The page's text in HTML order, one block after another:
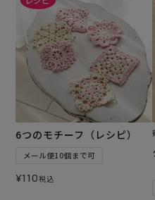
6つのモチーフ（レシピ）
メール便10個まで可
¥110税込